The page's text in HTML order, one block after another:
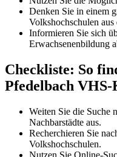
Denken Sie in einem
Volkshochschulen
Informieren Sie sich
Erwachsenenbildung
Checkliste: So
Pfedelbach
Weiten Sie die Suche
Nachbarstädte aus.
Recherchieren Sie
Volkshochschulen.